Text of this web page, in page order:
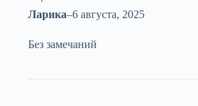
Ларика–6 августа, 2025
Без замечаний